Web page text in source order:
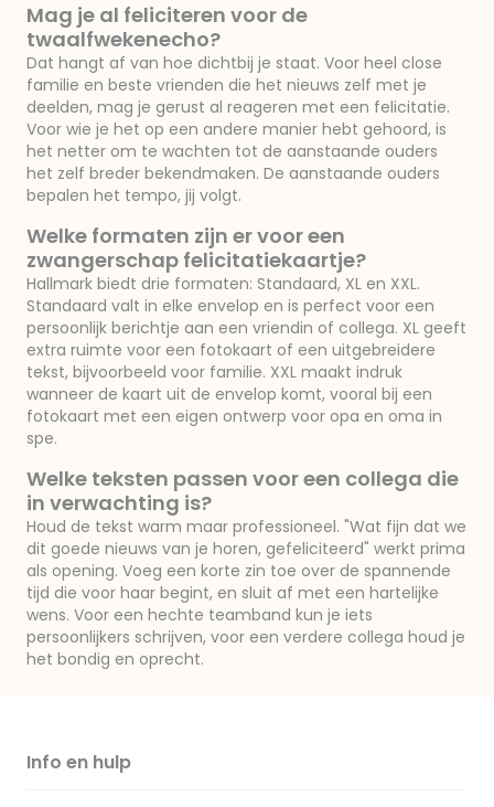
Mag je al feliciteren voor de
twaalfwekenecho?
Dat hangt af van hoe dichtbij je staat. Voor heel close
familie en beste vrienden die het nieuws zelf met je
deelden, mag je gerust al reageren met een felicitatie.
Voor wie je het op een andere manier hebt gehoord, is
het netter om te wachten tot de aanstaande ouders
het zelf breder bekendmaken. De aanstaande ouders
bepalen het tempo, jij volgt.
Welke formaten zijn er voor een
zwangerschap felicitatiekaartje?
Hallmark biedt drie formaten: Standaard, XL en XXL.
Standaard valt in elke envelop en is perfect voor een
persoonlijk berichtje aan een vriendin of collega. XL geeft
extra ruimte voor een fotokaart of een uitgebreidere
tekst, bijvoorbeeld voor familie. XXL maakt indruk
wanneer de kaart uit de envelop komt, vooral bij een
fotokaart met een eigen ontwerp voor opa en oma in
spe.
Welke teksten passen voor een collega die
in verwachting is?
Houd de tekst warm maar professioneel. "Wat fijn dat we
dit goede nieuws van je horen, gefeliciteerd" werkt prima
als opening. Voeg een korte zin toe over de spannende
tijd die voor haar begint, en sluit af met een hartelijke
wens. Voor een hechte teamband kun je iets
persoonlijkers schrijven, voor een verdere collega houd je
het bondig en oprecht.
Info en hulp